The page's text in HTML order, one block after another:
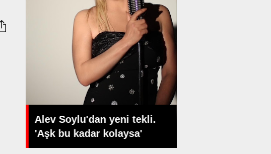
Alev Soylu'dan yeni tekli.
'Aşk bu kadar kolaysa'